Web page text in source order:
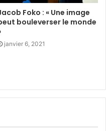
Foko : « Une image
bouleverser le monde
janvier 6, 2021